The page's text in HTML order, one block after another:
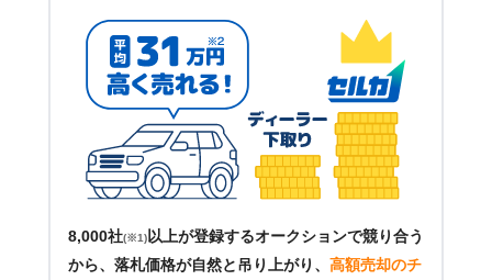
8,000社(※1) 以上が登録するオークションで競り合う
から、落札価格が自然と吊り上がり、 高額売却のチ